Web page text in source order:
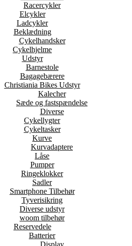
Racercykler
Elcykler
Ladcykler
Beklædning
Cykelhandsker
Cykelhjelme
Udstyr
Barnestole
Bagagebærere
Christiania Bikes Udstyr
Kalecher
Sæde og fastspændelse
Diverse
Cykellygter
Cykeltasker
Kurve
Kurvadaptere
Låse
Pumper
Ringeklokker
Sadler
Smartphone Tilbehør
Tyverisikring
Diverse udstyr
woom tilbehør
Reservedele
Batterier
Display